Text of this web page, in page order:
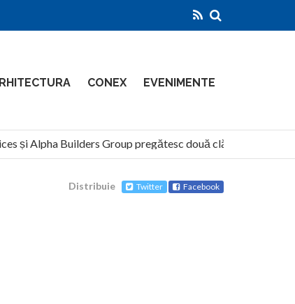
CONEX EVENIMENTE
și Alpha Builders Group pregătesc două clădiri de 14 etaje
Distribuie Twitter Facebook